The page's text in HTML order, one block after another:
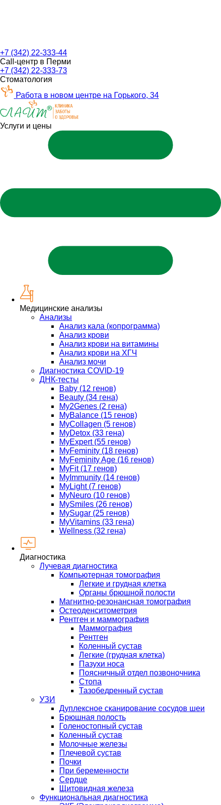
+7 (342) 22-333-44
Call-центр в Перми
+7 (342) 22-333-73
Стоматология
Работа в новом центре на Горького, 34
Услуги и цены
Медицинские анализы
Анализы
Анализ кала (копрограмма)
Анализ крови
Анализ крови на витамины
Анализ крови на ХГЧ
Анализ мочи
Диагностика COVID-19
ДНК-тесты
Baby (12 генов)
Beauty (34 гена)
My2Genes (2 гена)
MyBalance (15 генов)
MyCollagen (5 генов)
MyDetox (33 гена)
MyExpert (55 генов)
MyFeminity (18 генов)
MyFeminity Age (16 генов)
MyFit (17 генов)
MyImmunity (14 генов)
MyLight (7 генов)
MyNeuro (10 генов)
MySmiles (26 генов)
MySugar (25 генов)
MyVitamins (33 гена)
Wellness (32 гена)
Диагностика
Лучевая диагностика
Компьютерная томография
Легкие и грудная клетка
Органы брюшной полости
Магнитно-резонансная томография
Остеоденситометрия
Рентген и маммография
Маммография
Рентген
Коленный сустав
Легкие (грудная клетка)
Пазухи носа
Поясничный отдел позвоночника
Стопа
Тазобедренный сустав
УЗИ
Дуплексное сканирование сосудов шеи
Брюшная полость
Голеностопный сустав
Коленный сустав
Молочные железы
Плечевой сустав
Почки
При беременности
Сердце
Щитовидная железа
Функциональная диагностика